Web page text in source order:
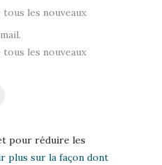
les nouveaux
les nouveaux
pour réduire les
plus sur la façon dont